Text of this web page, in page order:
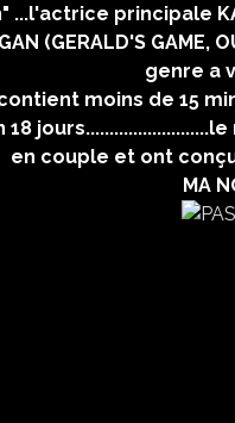
...l'actrice principale
(GERALD'S GAME,
genre a
contient moins de 15
18
en couple et ont
MA